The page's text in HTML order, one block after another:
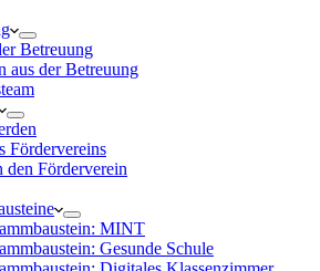
Betreuung
aus der Betreuung
Fördervereins
den Förderverein
MINT
Gesunde Schule